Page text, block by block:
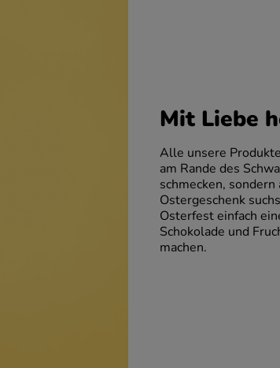
Mit Liebe
Alle unsere
am Rande des
schmecken,
Ostergeschenk
Osterfest einfach
Schokolade und
machen.